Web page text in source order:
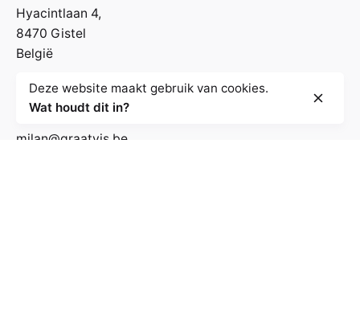
Hyacintlaan 4,
8470 Gistel
België
Contactgegevens
milan@graatvis.be
Deze website maakt gebruik van cookies.
Wat houdt dit in?